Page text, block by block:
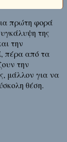
πρώτη φορά
της
την
πέρα από τα
την
μάλλον για να
θέση.